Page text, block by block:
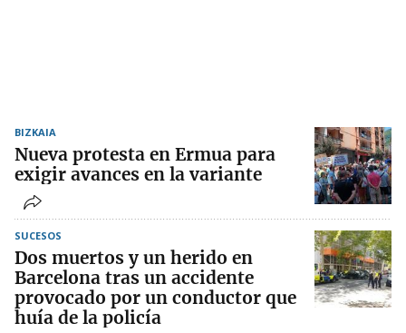
BIZKAIA
Nueva protesta en Ermua para
exigir avances en la variante
SUCESOS
Dos muertos y un herido en
Barcelona tras un accidente
provocado por un conductor que
huía de la policía